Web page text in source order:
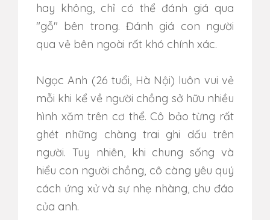
hay không, chỉ có thể đánh giá qua
"gỗ" bên trong. Đánh giá con người
qua vẻ bên ngoài rất khó chính xác.
Ngọc Anh (26 tuổi, Hà Nội) luôn vui vẻ
mỗi khi kể về người chồng sở hữu nhiều
hình xăm trên cơ thể. Cô bảo từng rất
ghét những chàng trai ghi dấu trên
người. Tuy nhiên, khi chung sống và
hiểu con người chồng, cô càng yêu quý
cách ứng xử và sự nhẹ nhàng, chu đáo
của anh.